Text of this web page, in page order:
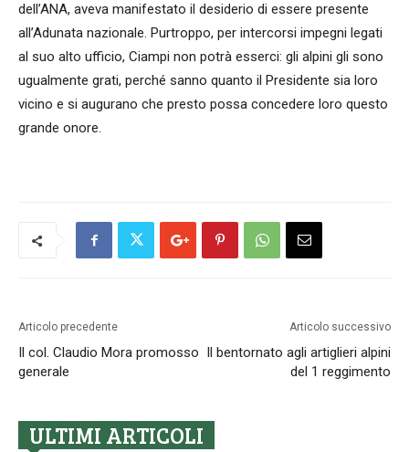
dell’ANA, aveva manifestato il desiderio di essere presente
all’Adunata nazionale. Purtroppo, per intercorsi impegni legati
al suo alto ufficio, Ciampi non potrà esserci: gli alpini gli sono
ugualmente grati, perché sanno quanto il Presidente sia loro
vicino e si augurano che presto possa concedere loro questo
grande o­nore.
Articolo precedente
Il col. Claudio Mora promosso
generale
Articolo successivo
Il bentornato agli artiglieri alpini
del 1 reggimento
ULTIMI ARTICOLI